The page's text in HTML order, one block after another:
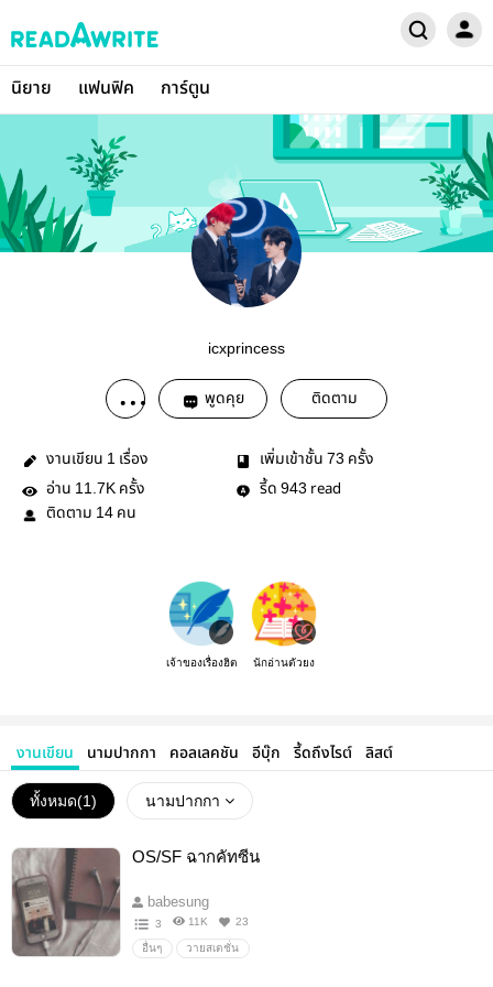
นิยาย แฟนฟิค การ์ตูน
icxprincess
พูดคุย ติดตาม
งานเขียน 1 เรื่อง เพิ่มเข้าชั้น 73 ครั้ง
อ่าน 11.7K ครั้ง รี้ด 943 read
ติดตาม 14 คน
เจ้าของเรื่องฮิต นักอ่านตัวยง
งานเขียน นามปากกา คอลเลคชัน อีบุ๊ก รี้ดถึงไรต์ ลิสต์
ทั้งหมด(1) นามปากกา
OS/SF ฉากคัทซีน
babesung
3 11K 23
อื่นๆ วายสเตชั่น